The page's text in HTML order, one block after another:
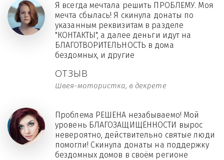
ОТЗЫВ
Швея-мотористка, в декрете
Я всегда мечтала решить ПРОБЛЕМУ. Моя
мечта сбылась! Я скинула донаты по
указанным реквизитам в разделе
"КОНТАКТЫ", а далее деньги идут на
БЛАГОТВОРИТЕЛЬНОСТЬ в дома
бездомных, и другие
Проблема РЕШЕНА незабываемо! Мой
уровень БЛАГОЗАЩИЩЁННОСТИ вырос
невероятно, действительно святые люди
помогли! Скинула донаты на поддержку
бездомных домов в своём регионе